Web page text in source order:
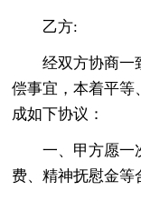
乙方:
经双方协商一
偿事宜，本着平等
成如下协议：
一、甲方愿一
费、精神抚慰金等